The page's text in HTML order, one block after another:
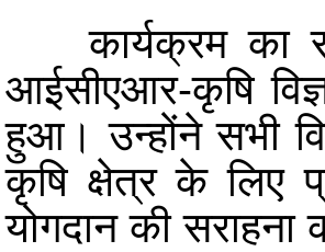
कार्यक्रम का
आईसीएआर-कृषि
हुआ। उन्होंने सभी
कृषि क्षेत्र के लिए
योगदान की सराहना